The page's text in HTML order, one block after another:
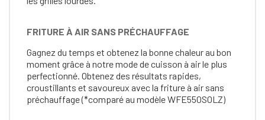
FRITURE À AIR SANS PRÉCHAUFFAGE
Gagnez du temps et obtenez la bonne chaleur au bon
moment grâce à notre mode de cuisson à air le plus
perfectionné. Obtenez des résultats rapides,
croustillants et savoureux avec la friture à air sans
préchauffage (*comparé au modèle WFE550S0LZ)